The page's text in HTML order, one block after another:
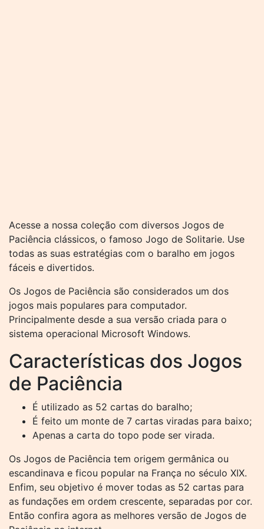
Acesse a nossa coleção com diversos Jogos de
Paciência clássicos, o famoso Jogo de Solitarie. Use
todas as suas estratégias com o baralho em jogos
fáceis e divertidos.
Os Jogos de Paciência são considerados um dos
jogos mais populares para computador.
Principalmente desde a sua versão criada para o
sistema operacional Microsoft Windows.
Características dos Jogos
de Paciência
É utilizado as 52 cartas do baralho;
É feito um monte de 7 cartas viradas para baixo;
Apenas a carta do topo pode ser virada.
Os Jogos de Paciência tem origem germânica ou
escandinava e ficou popular na França no século XIX.
Enfim, seu objetivo é mover todas as 52 cartas para
as fundações em ordem crescente, separadas por cor.
Então confira agora as melhores versão de Jogos de